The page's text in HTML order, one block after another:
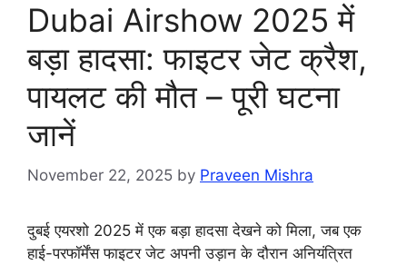
Dubai Airshow 2025 में
बड़ा हादसा: फाइटर जेट क्रैश,
पायलट की मौत – पूरी घटना
जानें
November 22, 2025 by Praveen Mishra
दुबई एयरशो 2025 में एक बड़ा हादसा देखने को मिला, जब एक
हाई-परफॉर्मेंस फाइटर जेट अपनी उड़ान के दौरान अनियंत्रित